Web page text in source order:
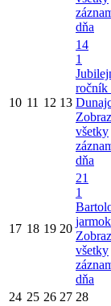
dňa
10 11 12 13
14
1
ročník
všetky
dňa
17 18 19 20
21
1
všetky
dňa
24 25 26 27 28